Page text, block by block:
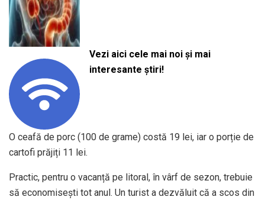
Vezi aici cele mai noi și mai
interesante știri!
O ceafă de porc (100 de grame) costă 19 lei, iar o porție de
cartofi prăjiți 11 lei.
Practic, pentru o vacanță pe litoral, în vârf de sezon, trebuie
să economisești tot anul. Un turist a dezvăluit că a scos din